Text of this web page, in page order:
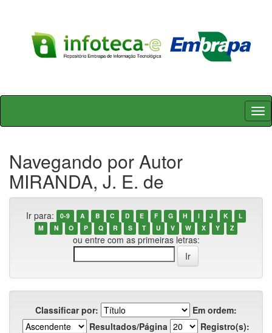
Skip
Navegando por Autor
MIRANDA, J. E. de
Ir para: 0-9 A B C D E F G H I J K
L
M
N O P Q R S T U V W X Y Z
ou entre com as primeiras letras:
Classificar por:
Em ordem:
Resultados/Página
Registro(s):